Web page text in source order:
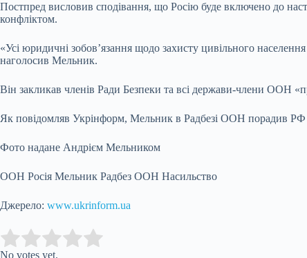
Постпред висловив сподівання, що Росію буде включено до
конфліктом.
«Усі юридичні зобов’язання щодо захисту цивільного
наголосив Мельник.
Він закликав членів Ради Безпеки та всі держави-члени ООН
Як повідомляв Укрінформ, Мельник в Радбезі ООН порадив РФ
Фото надане Андрієм Мельником
ООН Росія Мельник Радбез ООН Насильство
Джерело: www.ukrinform.ua
Rate this item:
No votes yet.